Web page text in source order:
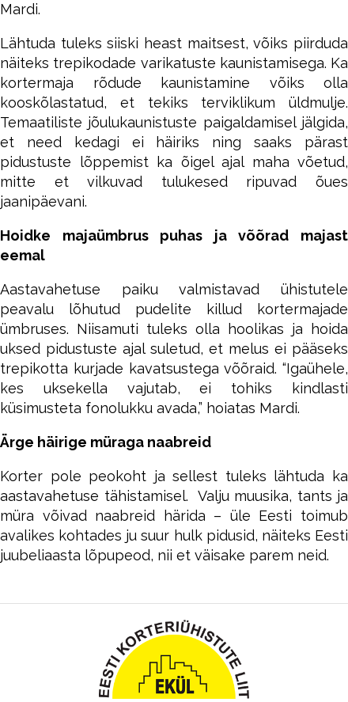
Mardi.
Lähtuda tuleks siiski heast maitsest, võiks piirduda
näiteks trepikodade varikatuste kaunistamisega. Ka
kortermaja rõdude kaunistamine võiks olla
kooskõlastatud, et tekiks terviklikum üldmulje.
Temaatiliste jõulukaunistuste paigaldamisel jälgida,
et need kedagi ei häiriks ning saaks pärast
pidustuste lõppemist ka õigel ajal maha võetud,
mitte et vilkuvad tulukesed ripuvad õues
jaanipäevani.
Hoidke majaümbrus puhas ja võõrad majast
eemal
Aastavahetuse paiku valmistavad ühistutele
peavalu lõhutud pudelite killud kortermajade
ümbruses. Niisamuti tuleks olla hoolikas ja hoida
uksed pidustuste ajal suletud, et melus ei pääseks
trepikotta kurjade kavatsustega võõraid. “Igaühele,
kes uksekella vajutab, ei tohiks kindlasti
küsimusteta fonolukku avada,” hoiatas Mardi.
Ärge häirige müraga naabreid
Korter pole peokoht ja sellest tuleks lähtuda ka
aastavahetuse tähistamisel. Valju muusika, tants ja
müra võivad naabreid härida – üle Eesti toimub
avalikes kohtades ju suur hulk pidusid, näiteks Eesti
juubeliaasta lõpupeod, nii et väisake parem neid.